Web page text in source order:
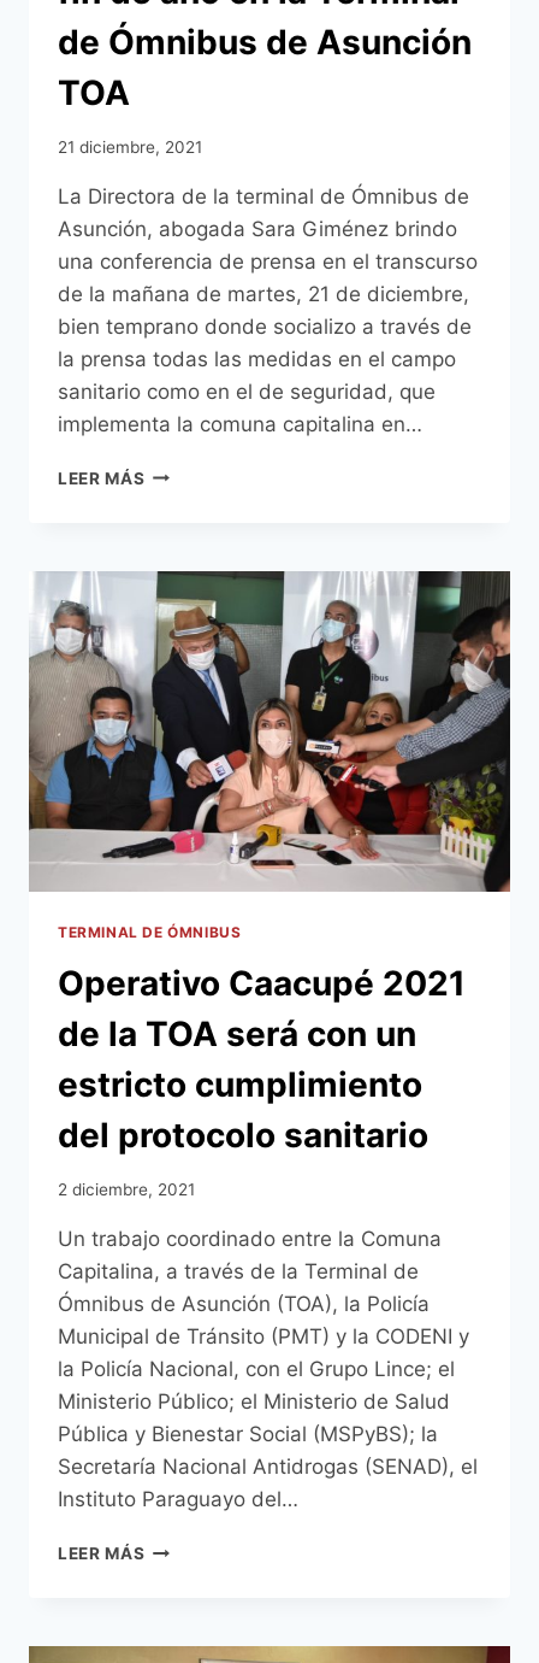
de Ómnibus de Asunción
TOA
21 diciembre, 2021
La Directora de la terminal de Ómnibus de
Asunción, abogada Sara Giménez brindo
una conferencia de prensa en el transcurso
de la mañana de martes, 21 de diciembre,
bien temprano donde socializo a través de
la prensa todas las medidas en el campo
sanitario como en el de seguridad, que
implementa la comuna capitalina en…
LEER MÁS DURANTE
PRENSA
SE
DIO
INFORMES
DEL
OPERATIVO
DE
FIN
DE
AÑO
EN
LA
ÓMNIBUS
ASUNCIÓN
TERMINAL DE ÓMNIBUS
Operativo Caacupé 2021
de la TOA será con un
estricto cumplimiento
del protocolo sanitario
2 diciembre, 2021
Un trabajo coordinado entre la Comuna
Capitalina, a través de la Terminal de
Ómnibus de Asunción (TOA), la Policía
Municipal de Tránsito (PMT) y la CODENI y
la Policía Nacional, con el Grupo Lince; el
Ministerio Público; el Ministerio de Salud
Pública y Bienestar Social (MSPyBS); la
Secretaría Nacional Antidrogas (SENAD), el
Instituto Paraguayo del…
LEER MÁS OPERATIVO
LA